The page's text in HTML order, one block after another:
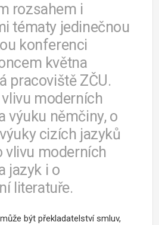
rozsahem i
tématy jedinečnou
konferenci
května
pracoviště ZČU.
moderních
výuku němčiny, o
cizích jazyků
vlivu moderních
jazyk i o
literatuře.
být překladatelství smluv,